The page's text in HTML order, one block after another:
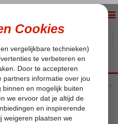
Playa de las Americas Columbus Hotel